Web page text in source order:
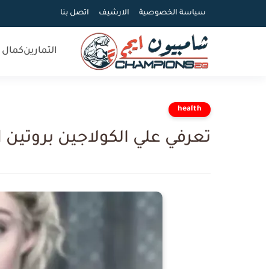
سياسة الخصوصية الارشيف اتصل بنا
التمارين
health
تعرفي علي الكولاجين بروتين